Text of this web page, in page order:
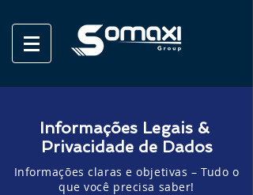
Informações Legais &
Privacidade de Dados
Informações claras e objetivas – Tudo o
que você precisa saber!